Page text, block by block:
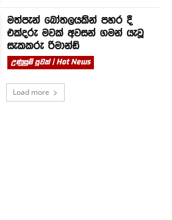
මත්පැන් බෝතලයකින් පහර දී
එක්දරු මවක් අවසන් ගමන් යැවූ
සැකකරු රිමාන්ඩ්
උණුසුම් පුවත් | Hot News
Load more